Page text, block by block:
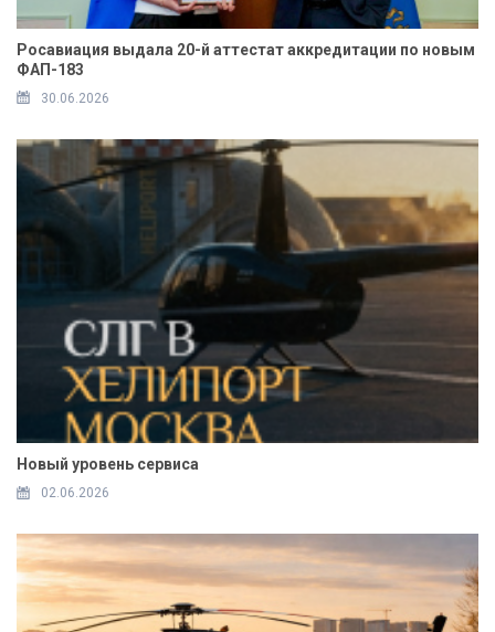
Росавиация выдала 20-й аттестат аккредитации по новым
ФАП-183
30.06.2026
Новый уровень сервиса
02.06.2026